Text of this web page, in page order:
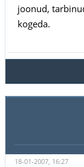
joonud,
kogeda.
18-01-2007, 16:27